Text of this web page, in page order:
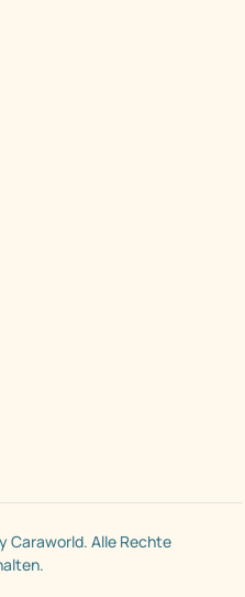
Caraworld. Alle Rechte